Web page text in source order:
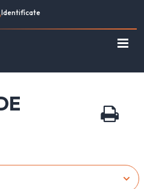
Identifícate
Egipto
Marruecos